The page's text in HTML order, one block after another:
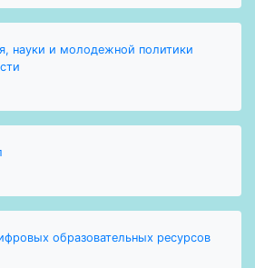
науки и молодежной политики
образовательных ресурсов